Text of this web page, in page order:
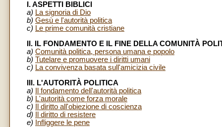
I. ASPETTI BIBLICI
a) La signoria di Dio
b) Gesù e l'autorità politica
c) Le prime comunità cristiane
II. IL FONDAMENTO E IL FINE DELLA COMUNITÀ
a) Comunità politica, persona umana e popolo
b) Tutelare e promuovere i diritti umani
c) La convivenza basata sull'amicizia civile
III. L'AUTORITÀ POLITICA
a)
Il fondamento dell'autorità politica
b) L'autorità come forza morale
c)
Il diritto all'obiezione di coscienza
d)
Il diritto di resistere
e)
Infliggere le pene